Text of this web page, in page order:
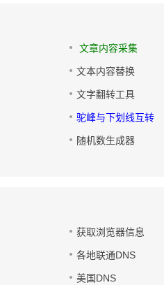
文章内容采集
文本内容替换
文字翻转工具
驼峰与下划线互转
随机数生成器
获取浏览器信息
各地联通DNS
美国DNS